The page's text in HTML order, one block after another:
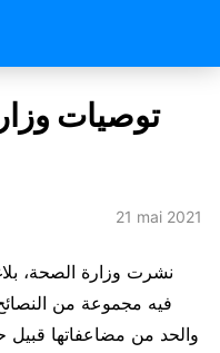
توصيات
21 mai 2021
فيه مجموعة من
والحد من مضاعفاتها